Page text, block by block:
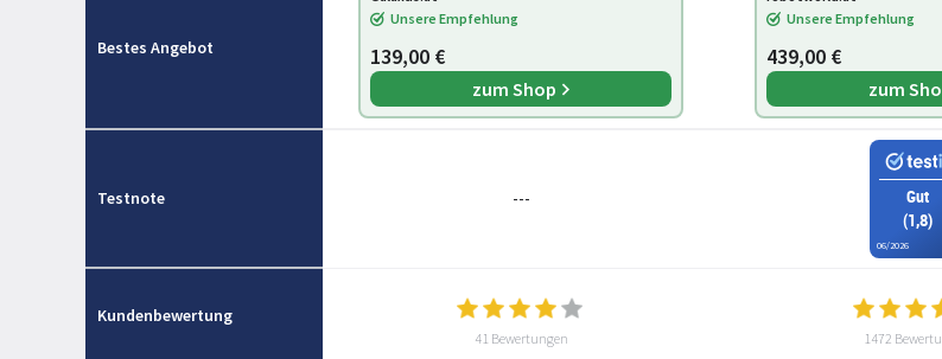
Bestes Angebot
Unsere Empfehlung
139,00 €
zum Shop
Unsere Empfehlung
439,00 €
zum
Testnote ---
Gut
(1,8)
06/2026
Kundenbewertung
41 Bewertungen 1472